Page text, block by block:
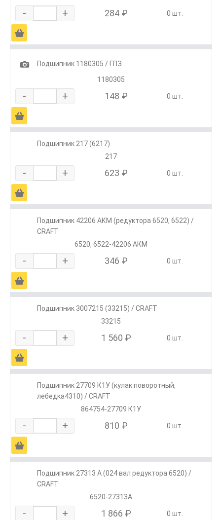
- + 284 ₽ 0 шт.
Ä
1
Подшипник 1180305 / ГПЗ
1180305
- + 148 ₽ 0 шт.
Ä
Подшипник 217 (6217)
217
- + 623 ₽ 0 шт.
Ä
Подшипник 42206 АКМ (редуктора 6520, 6522) /
CRAFT
6520, 6522-42206 АКМ
- + 346 ₽ 0 шт.
Ä
Подшипник 3007215 (33215) / CRAFT
33215
- + 1 560 ₽ 0 шт.
Ä
Подшипник 27709 К1У (кулак поворотный,
лебедка4310) / CRAFT
864754-27709 К1У
- + 810 ₽ 0 шт.
Ä
Подшипник 27313 А (024 вал редуктора 6520) /
CRAFT
6520-27313А
- + 1 866 ₽ 0 шт.